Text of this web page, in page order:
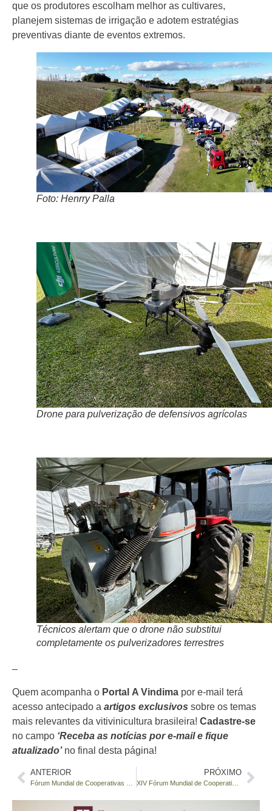
que os produtores escolham melhor as cultivares,
planejem sistemas de irrigação e adotem estratégias
preventivas diante de eventos extremos.
Foto: Henrry Palla
Drone para pulverização de defensivos agrícolas
Técnicos alertam que o drone não substitui
completamente os pulverizadores terrestres
–
Quem acompanha o Portal A Vindima por e-mail terá
acesso antecipado a artigos exclusivos sobre os temas
mais relevantes da vitivinicultura brasileira! Cadastre-se
no campo ‘Receba as notícias por e-mail e fique
atualizado’no final desta página!
ANTERIOR
Fórum Mundial de Cooperativas Vitivinícolas reúne lideranças internacionais na Serra Gaúcha
PRÓXIMO
XIV Fórum Mundial de Cooperativas Vitivinícolas destaca papel estratégico do cooperativismo no desenvolvimento rural